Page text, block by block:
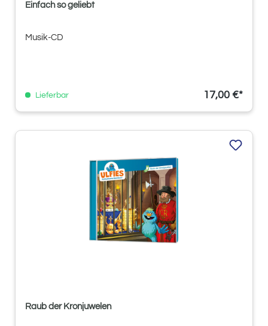
Einfach so geliebt
Musik-CD
Lieferbar 17,00 €*
Raub der Kronjuwelen